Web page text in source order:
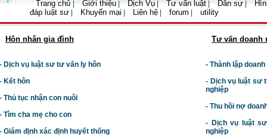
Trang chủ Giới thiệu Dịch Vụ Tư vấn luật Dân sự
đáp luật sư
Khuyến mại Liên hệ forum utility
Hôn nhân gia đình
Dịch vụ luật sư tư vấn ly hôn
Kết hôn
Thủ tục nhận con nuôi
Tìm cha mẹ cho con
Giám định xác định huyết thống
Tư vấn doanh
- Thành lập
- Dịch vụ luật sư t
nghiệp
- Thu hồi nợ
- Dịch vụ luật
nghiệp